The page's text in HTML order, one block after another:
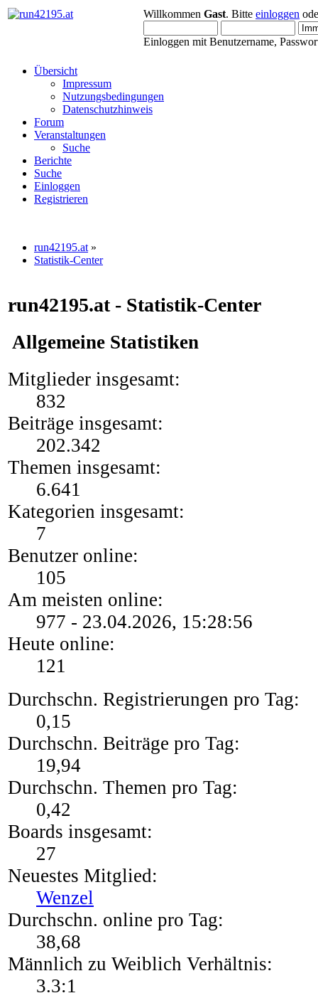
Willkommen Gast. Bitte einloggen
Einloggen mit Benutzername,
Übersicht
Impressum
Nutzungsbedingungen
Datenschutzhinweis
Forum
Veranstaltungen
Suche
Berichte
Suche
Einloggen
Registrieren
run42195.at »
Statistik-Center
run42195.at - Statistik-Center
Allgemeine Statistiken
Mitglieder insgesamt:
832
Beiträge insgesamt:
202.342
Themen insgesamt:
6.641
Kategorien insgesamt:
7
Benutzer online:
105
Am meisten online:
977 - 23.04.2026, 15:28:56
Heute online:
121
Durchschn. Registrierungen pro Tag:
0,15
Durchschn. Beiträge pro Tag:
19,94
Durchschn. Themen pro Tag:
0,42
Boards insgesamt:
27
Neuestes Mitglied:
Wenzel
Durchschn. online pro Tag:
38,68
Männlich zu Weiblich Verhältnis:
3.3:1